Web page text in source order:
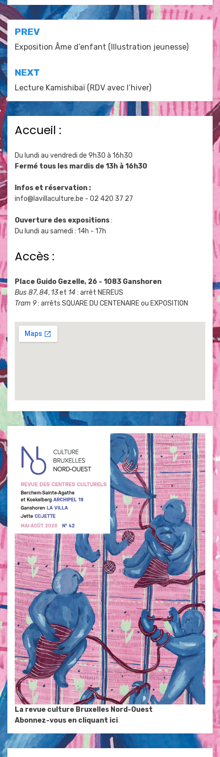
Navigation
de
l’article
PREV
Exposition Âme d’enfant (Illustration jeunesse)
NEXT
Lecture Kamishibaï (RDV avec l’hiver)
Accueil :
Du lundi au vendredi de 9h30 à 16h30
Fermé tous les mardis de 13h à 16h30
Infos et réservation :
info@lavillaculture.be - 02 420 37 27
Ouverture des expositions:
Du lundi au samedi : 14h - 17h
Accès :
Place Guido Gezelle, 26 - 1083 Ganshoren
Bus 87,84, 13et 14 : arrêt NEREUS
Tram 9: arrêts SQUARE DU CENTENAIRE ou EXPOSITION
La revue culture Bruxelles Nord-Ouest
Abonnez-vous en cliquant ici